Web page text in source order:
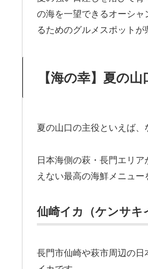
の海を一望できるオーシ
るためのグルメスポットが
【海の幸】夏の
夏の山口の主役といえば、
日本海側の萩・長門エリ
えない最高の海鮮メニュー
仙崎イカ（ケンサキ
長門市仙崎や萩市周辺の